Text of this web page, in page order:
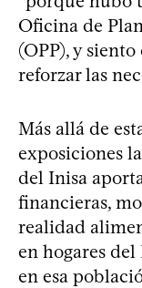
Oficina de
(OPP), y
reforzar las
Más allá de
exposiciones
del Inisa
financieras,
realidad
en hogares del
en esa